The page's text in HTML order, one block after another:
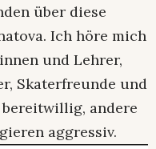
über diese
Ich höre mich
und Lehrer,
Skaterfreunde und
bereitwillig, andere
aggressiv.